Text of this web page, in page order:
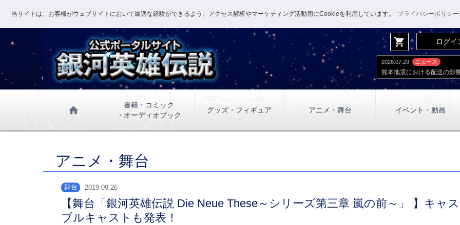
当サイトは、お客様がウェブサイトにおいて最適な経験ができるよう、アクセス解析やマーケティング活動用にCookieを利用しています。 プライバシーポリシー
shopping_cart ログイ
2026.07.29 ニュース
熊本地震における配送の影
home
書籍・コミック
・オーディオブック
グッズ・フィギュア アニメ・舞台 イベント・動画
アニメ・舞台
舞台 2019.09.26
【舞台「銀河英雄伝説 Die Neue These～シリーズ第三章 嵐の前～」 】キャ
ブルキャストも発表！